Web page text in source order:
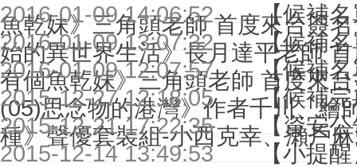
魚乾妹》三角頭老師 首度來台簽
2016-01-09 14:06:52
【候補
始的異世界生活》長月達平老師
2016-01-09 13:07:32
【候補
有個魚乾妹》三角頭老師 首度來
2016-01-09 12:07:57
【候補
(05)思念物的港灣》作者千川、繪
2015-12-27 12:18:05
【候補
種》聲優套裝組-小西克幸、瀨戶
2015-12-21 17:22:35
【資安
2015-12-14 13:49:53
【小提